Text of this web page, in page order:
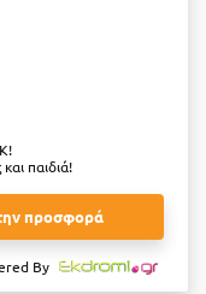
παιδιά!
προσφορά
By